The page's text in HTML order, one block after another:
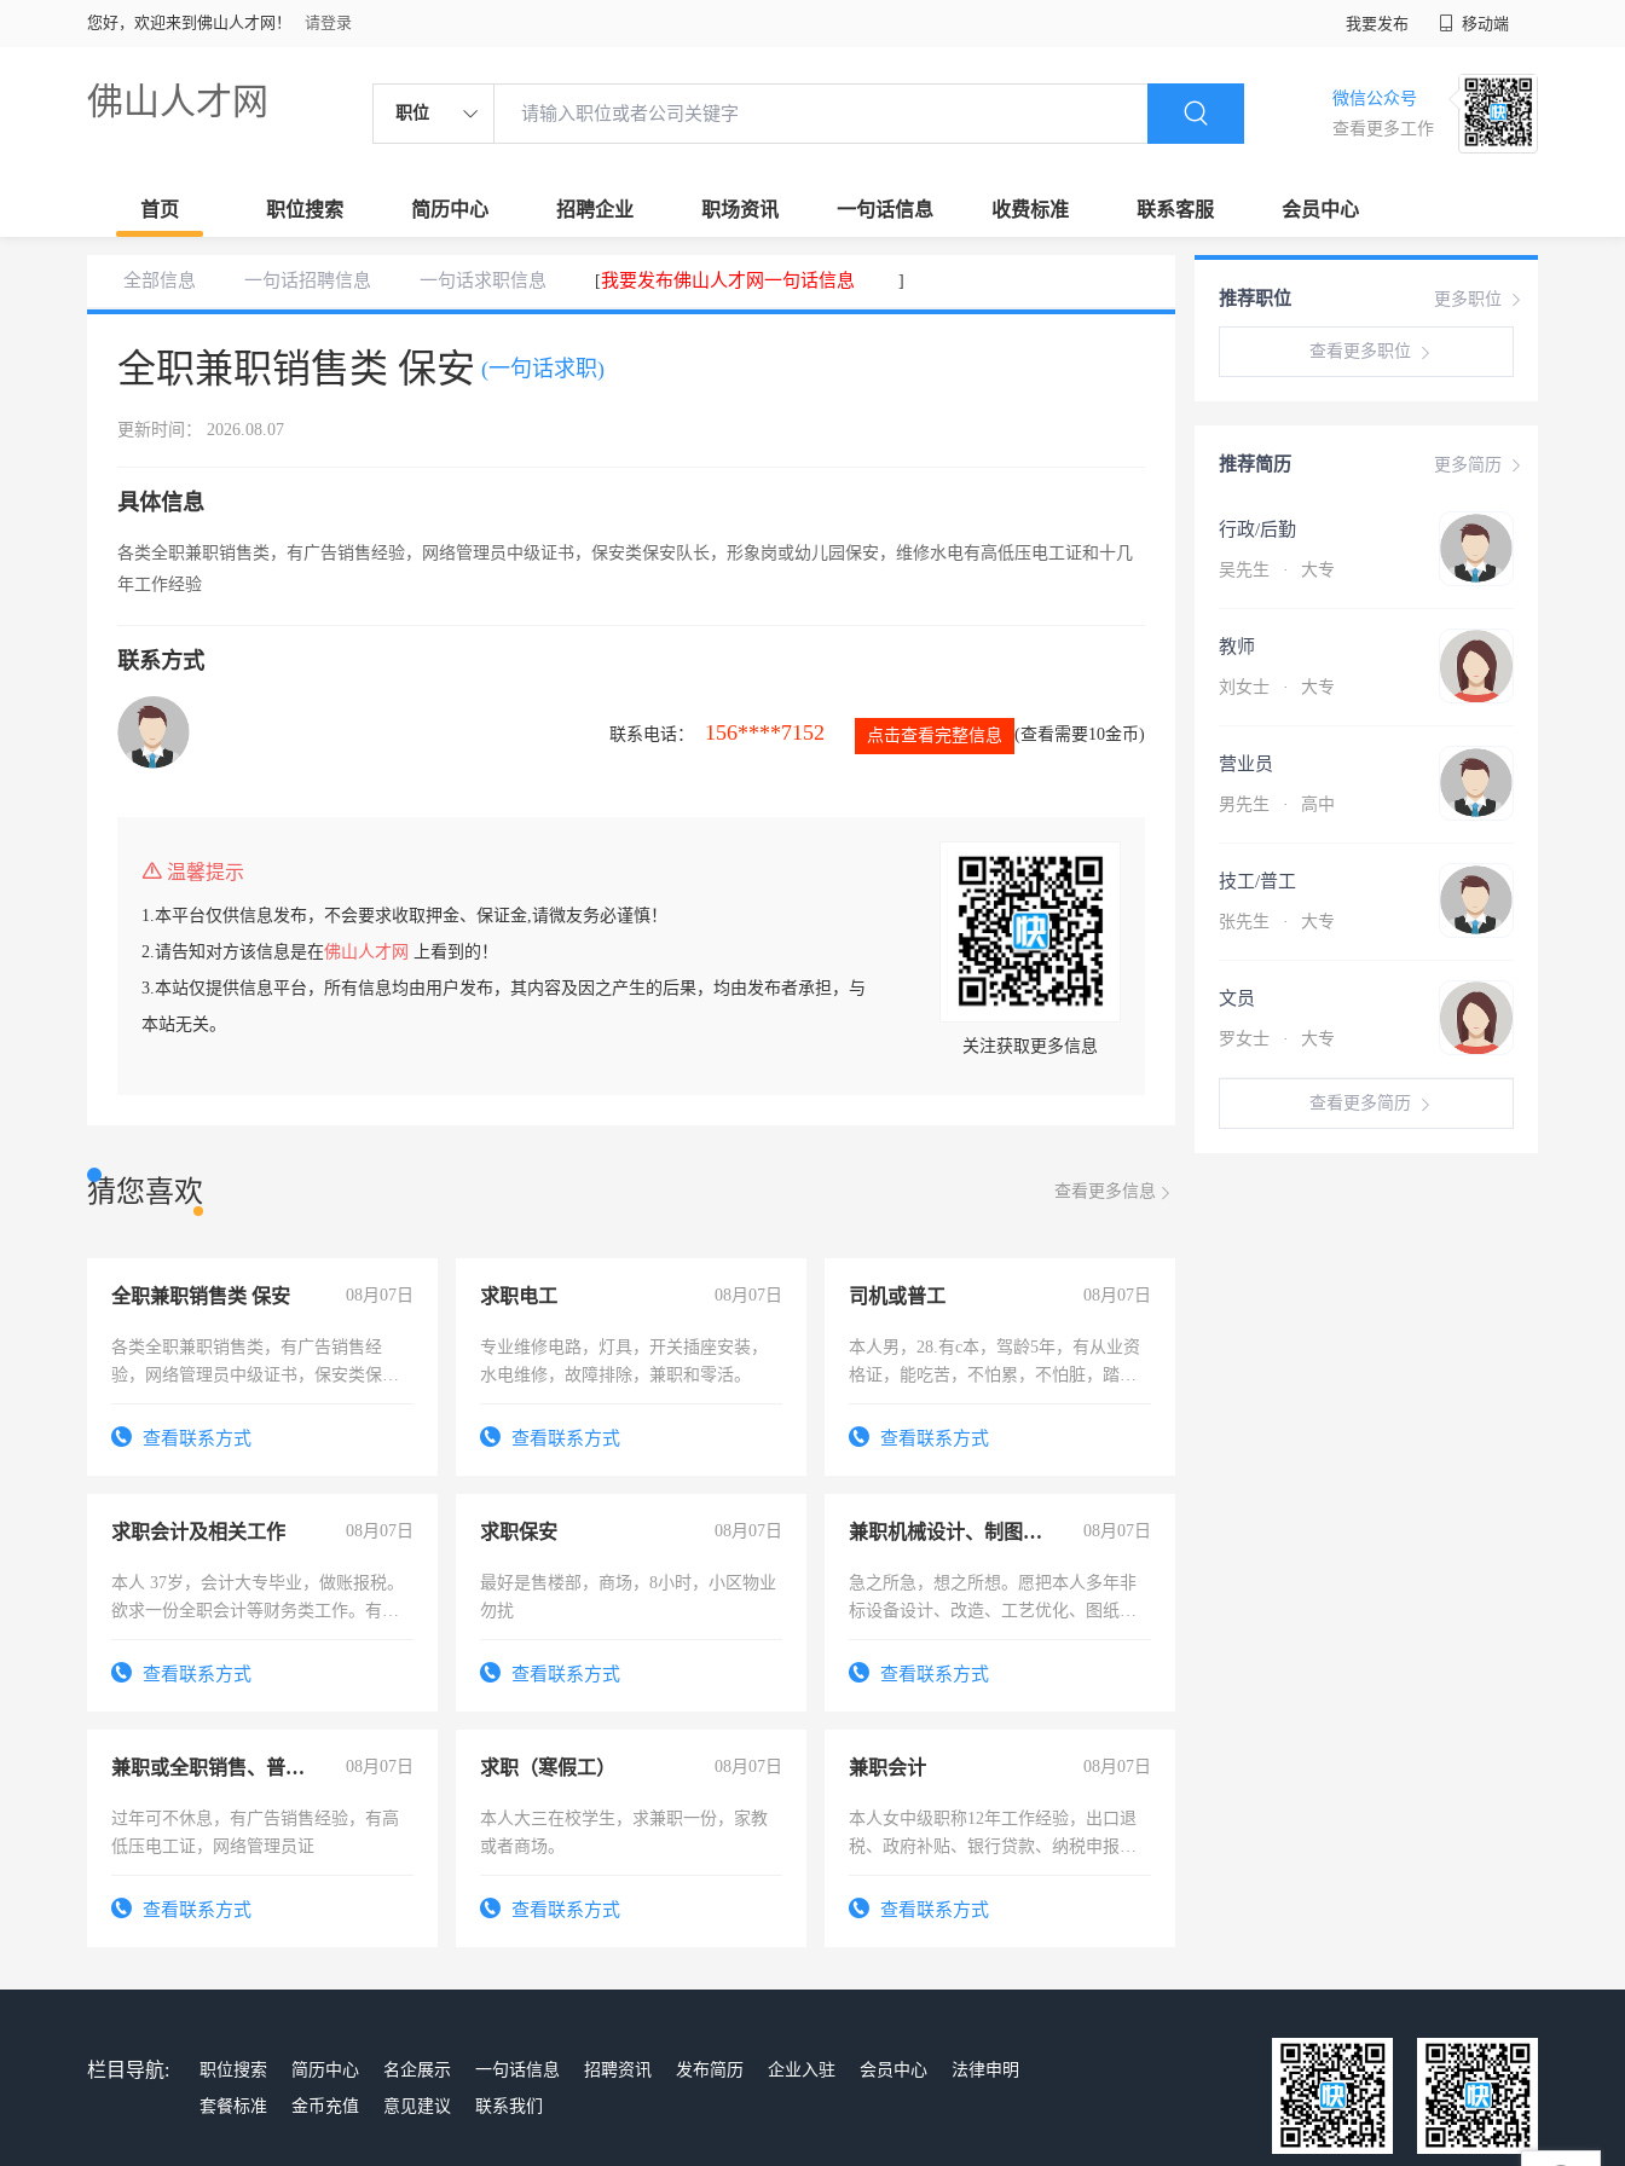
您好，欢迎来到佛山人才网！ 请登录 我要发布 移动端
佛山人才网 职位
微信公众号
查看更多工作
首页 职位搜索 简历中心 招聘企业 职场资讯 一句话信息 收费标准 联系客服 会员中心
全部信息 一句话招聘信息 一句话求职信息 [我要发布佛山人才网一句话信息 ]
全职兼职销售类 保安 (一句话求职)
更新时间： 2026.08.07
具体信息
各类全职兼职销售类，有广告销售经验，网络管理员中级证书，保安类保安队长，形象岗或幼儿园保安，维修水电有高低压电工证和十几
年工作经验
联系方式
联系电话： 156****7152 点击查看完整信息 (查看需要10金币)
温馨提示
1.本平台仅供信息发布，不会要求收取押金、保证金,请微友务必谨慎！
2.请告知对方该信息是在佛山人才网
上看到的！
3.本站仅提供信息平台，所有信息均由用户发布，其内容及因之产生的后果，均由发布者承担，与
本站无关。
关注获取更多信息
猜您喜欢 查看更多信息
全职兼职销售类 保安 08月07日
各类全职兼职销售类，有广告销售经
验，网络管理员中级证书，保安类保安
有高低压电工证和十几年工作经验
查看联系方式
求职电工 08月07日
专业维修电路，灯具，开关插座安装，
水电维修，故障排除，兼职和零活。
查看联系方式
司机或普工 08月07日
本人男，28.有c本，驾龄5年，有从业资
格证，能吃苦，不怕累，不怕脏，踏
查看联系方式
求职会计及相关工作 08月07日
本人 37岁，会计大专毕业，做账报税。
欲求一份全职会计等财务类工作。有会
查看联系方式
求职保安 08月07日
最好是售楼部，商场，8小时，小区物业
勿扰
查看联系方式
兼职机械设计、制图、设备改造 08月07日
急之所急，想之所想。愿把本人多年非
标设备设计、改造、工艺优化、图纸制
结识有识之士，共享未来。
查看联系方式
兼职或全职销售、普工、维修 08月07日
过年可不休息，有广告销售经验，有高
低压电工证，网络管理员证
查看联系方式
求职（寒假工） 08月07日
本人大三在校学生，求兼职一份，家教
或者商场。
查看联系方式
兼职会计 08月07日
本人女中级职称12年工作经验，出口退
税、政府补贴、银行贷款、纳税申报、
务，财务咨询等业务。欲求兼职会计工
查看联系方式
更多职位
推荐职位
查看更多职位
更多简历
推荐简历
行政/后勤
吴先生 · 大专
教师
刘女士 · 大专
营业员
男先生 · 高中
技工/普工
张先生 · 大专
文员
罗女士 · 大专
查看更多简历
栏目导航: 职位搜索 简历中心 名企展示 一句话信息 招聘资讯 发布简历 企业入驻 会员中心
法律申明
套餐标准
金币充值 意见建议 联系我们